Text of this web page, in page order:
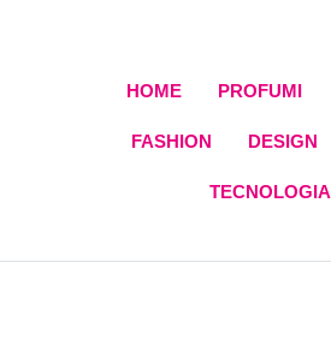
HOME PROFUMI
FASHION DESIGN
TECNOLOGIA